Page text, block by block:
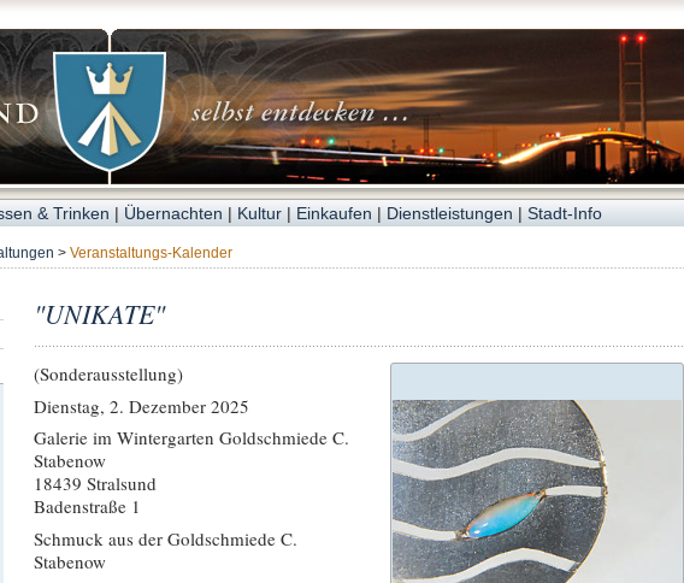
& Trinken | Übernachten | Kultur| Einkaufen | Dienstleistungen | Stadt-Info
> Veranstaltungs-Kalender
"UNIKATE"
(Sonderausstellung)
Dienstag, 2. Dezember 2025
Galerie im Wintergarten Goldschmiede C.
Stabenow
18439 Stralsund
Badenstraße 1
Schmuck aus der Goldschmiede C.
Stabenow